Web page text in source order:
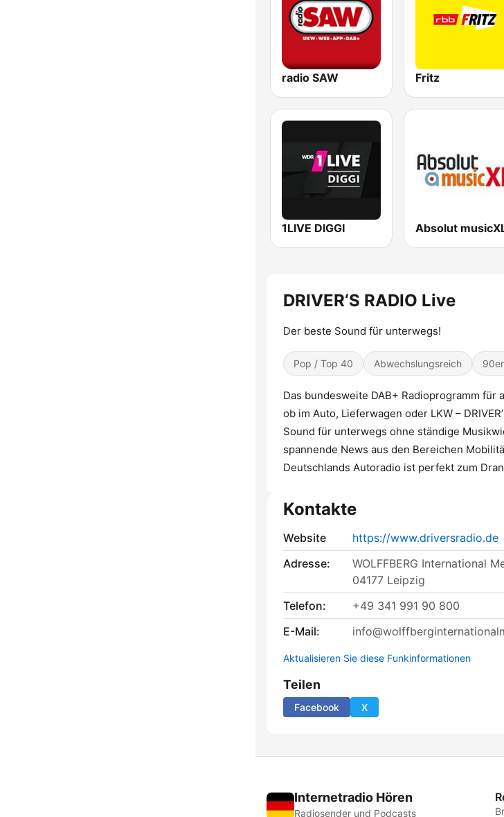
radio SAW Fritz
1LIVE DIGGI Absolut
DRIVER‘S RADIO Live
Der beste Sound für unterwegs!
Pop / Top 40 Abwechslungsreich 90er
Das bundesweite DAB+ Radioprogramm für
ob im Auto, Lieferwagen oder LKW –
Sound für unterwegs ohne ständige
spannende News aus den Bereichen
Deutschlands Autoradio ist perfekt zum
Kontakte
Website
https://www.driversradio.de
Adresse:
WOLFFBERG International
04177 Leipzig
Telefon:
+49 341 991 90 800
E-Mail:
Aktualisieren Sie diese Funkinformationen
Teilen
Facebook X
Internetradio Hören
Radiosender und Podcasts